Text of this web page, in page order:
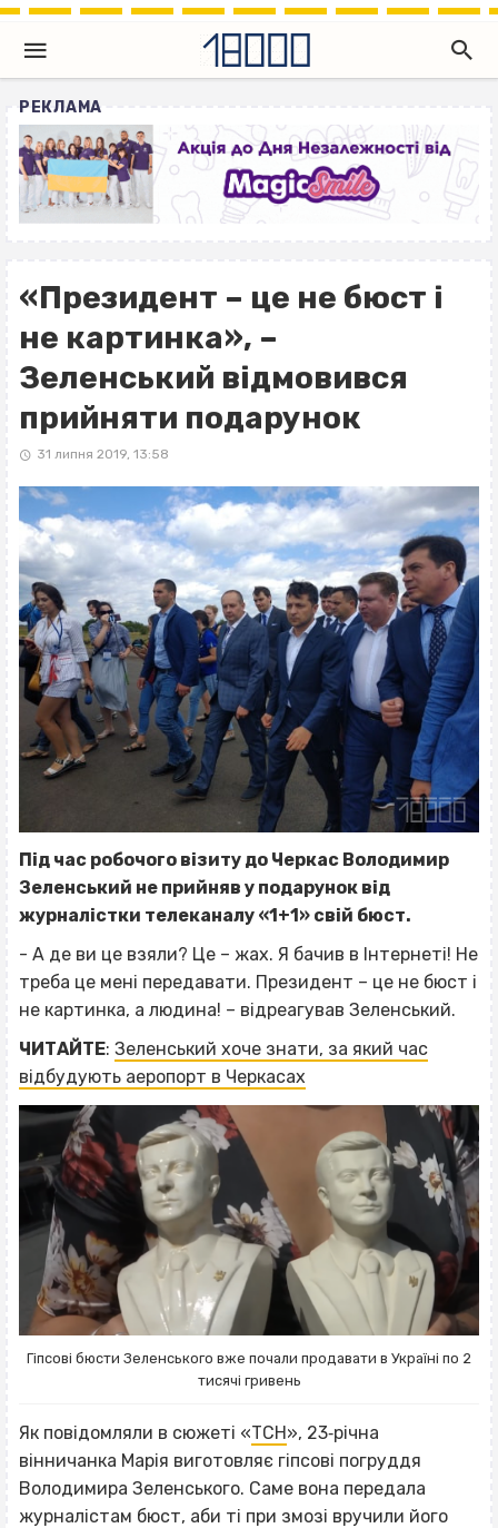
РЕКЛАМА
«Президент – це не бюст і
не картинка», –
Зеленський відмовився
прийняти подарунок
31 липня 2019, 13:58
Під час робочого візиту до Черкас Володимир
Зеленський не прийняв у подарунок від
журналістки телеканалу «1+1» свій бюст.
- А де ви це взяли? Це – жах. Я бачив в Інтернеті! Не
треба це мені передавати. Президент – це не бюст і
не картинка, а людина! – відреагував Зеленський.
ЧИТАЙТЕ: Зеленський хоче знати, за який час
відбудують аеропорт в Черкасах
Гіпсові бюсти Зеленського вже почали продавати в Україні по 2
тисячі гривень
Як повідомляли в сюжеті «ТСН», 23‐річна
вінничанка Марія виготовляє гіпсові погруддя
Володимира Зеленського. Саме вона передала
журналістам бюст, аби ті при змозі вручили його